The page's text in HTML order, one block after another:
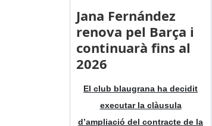
Jana Fernández
renova pel Barça i
continuarà fins al
2026
El club blaugrana ha decidit
executar la clàusula
d’ampliació del contracte de la